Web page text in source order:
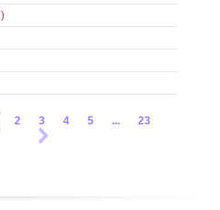
2 3 4 5 ... 23